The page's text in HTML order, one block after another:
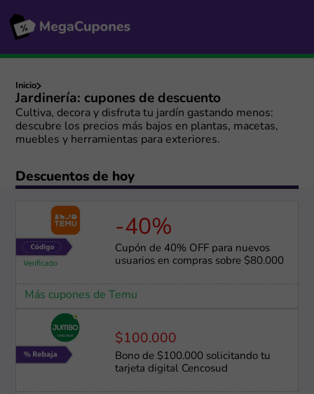
Inicio
Jardinería: cupones de descuento
Cultiva, decora y disfruta tu jardín gastando menos:
descubre los precios más bajos en plantas, macetas,
muebles y herramientas para exteriores.
Descuentos de hoy
-40%
Cupón de 40% OFF para nuevos
usuarios en compras sobre $80.000
Más cupones de Temu
$100.000
Bono de $100.000 solicitando tu
tarjeta digital Cencosud